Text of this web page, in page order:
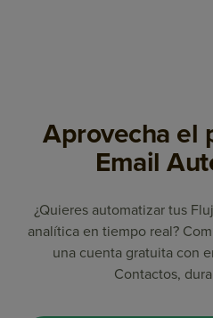
Aprovecha el
Email
¿Quieres automatizar tus
analítica en tiempo real?
una cuenta gratuita con
Contactos,